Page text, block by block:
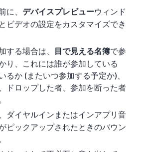
に、 デバイスプレビューウィンド
ビデオの設定をカスタマイズでき
する場合は、
目で見える名簿で参
り、これには誰が参加している
るか (またいつ参加する予定か)、
ドロップした者、参加を断った者
ダイヤルインまたはインアプリ音
ピックアップされたときのバウン